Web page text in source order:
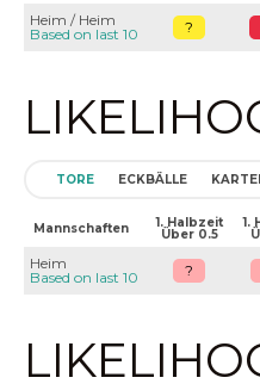
Heim / Heim
Based on last 10
?
TORE ECKBÄLLE
Mannschaften 1. Halbzeit
Über 0.5
1.
Heim
Based on last 10
?